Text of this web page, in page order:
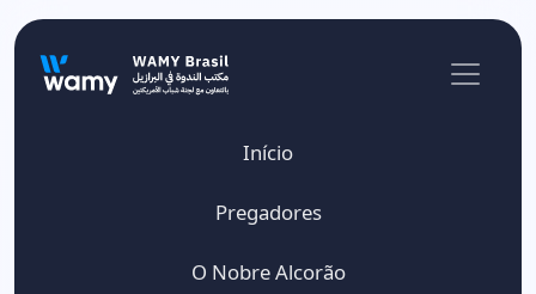
Início
Pregadores
O Nobre Alcorão